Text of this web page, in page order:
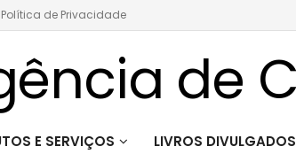
Política de Privacidade
E SERVIÇOS LIVROS DIVULGADOS